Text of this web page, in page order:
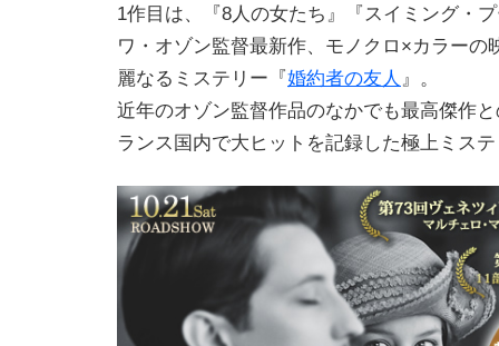
1作目は、『8人の女たち』『スイミング・
ワ・オゾン監督最新作、モノクロ×カラーの
麗なるミステリー『婚約者の友人 』。
近年のオゾン監督作品のなかでも最高傑作
ランス国内で大ヒットを記録した極上ミス